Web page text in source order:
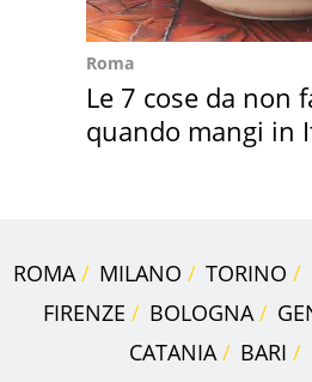
Roma
Le 7 cose da non
quando mangi in
ROMA MILANO TORINO
FIRENZE
BOLOGNA
CATANIA
BARI